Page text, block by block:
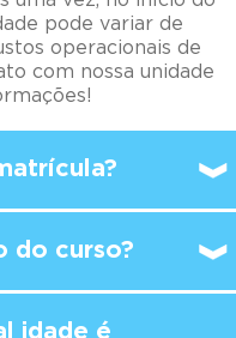
do curso?
a
é